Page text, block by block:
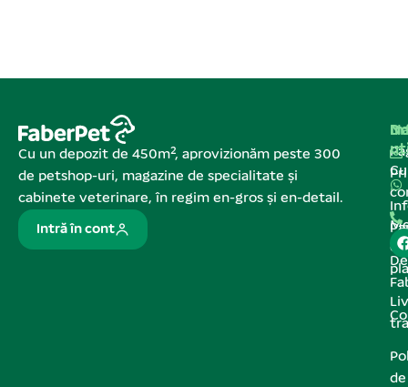
Cu un depozit de 450m², aprovizionăm peste 300
de petshop-uri, magazine de specialitate și
cabinete veterinare, în regim en-gros și en-detail.
Intră în cont
de
de